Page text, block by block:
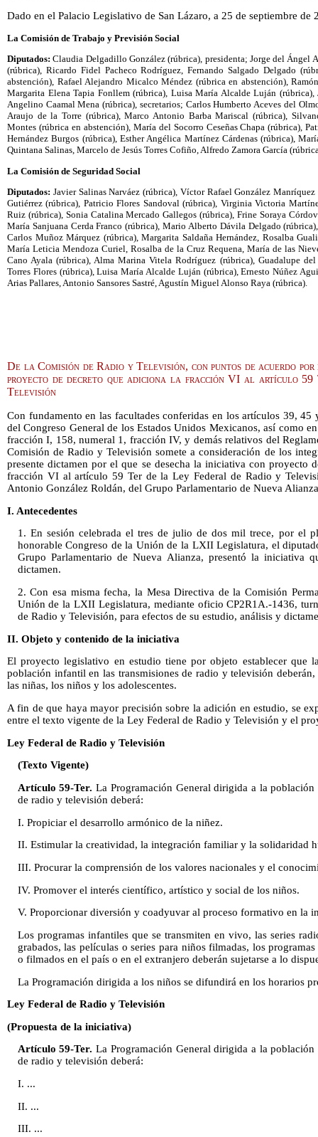
Dado en el Palacio Legislativo de San Lázaro, a 25 de septiembre de
La Comisión de Trabajo y Previsión Social
Diputados: Claudia Delgadillo González (rúbrica), presidenta; Jorge del Ángel
(rúbrica), Ricardo Fidel Pacheco Rodríguez, Fernando Salgado Delgado
abstención), Rafael Alejandro Micalco Méndez (rúbrica en abstención),
Margarita Elena Tapia Fonllem (rúbrica), Luisa María Alcalde Luján (rúbrica),
Angelino Caamal Mena (rúbrica), secretarios; Carlos Humberto Aceves del
Araujo de la Torre (rúbrica), Marco Antonio Barba Mariscal (rúbrica),
Montes (rúbrica en abstención), María del Socorro Ceseñas Chapa (rúbrica),
Hernández Burgos (rúbrica), Esther Angélica Martínez Cárdenas (rúbrica),
Quintana Salinas, Marcelo de Jesús Torres Cofiño, Alfredo Zamora García
La Comisión de Seguridad Social
Diputados: Javier Salinas Narváez (rúbrica), Víctor Rafael González
Gutiérrez (rúbrica), Patricio Flores Sandoval (rúbrica), Virginia Victoria
Ruiz (rúbrica), Sonia Catalina Mercado Gallegos (rúbrica), Frine Soraya
María Sanjuana Cerda Franco (rúbrica), Mario Alberto Dávila Delgado
Carlos Muñoz Márquez (rúbrica), Margarita Saldaña Hernández, Rosalba
María Leticia Mendoza Curiel, Rosalba de la Cruz Requena, María de las
Cano Ayala (rúbrica), Alma Marina Vitela Rodríguez (rúbrica), Guadalupe
Torres Flores (rúbrica), Luisa María Alcalde Luján (rúbrica), Ernesto Núñez
Arias Pallares, Antonio Sansores Sastré, Agustín Miguel Alonso Raya (rúbrica).
De la Comisión de Radio y Televisión, con puntos de acuerdo
proyecto de decreto que adiciona la fracción VI al artículo
Televisión
Con fundamento en las facultades conferidas en los artículos 39,
del Congreso General de los Estados Unidos Mexicanos, así como
fracción I, 158, numeral 1, fracción IV, y demás relativos del
Comisión de Radio y Televisión somete a consideración de los
presente dictamen por el que se desecha la iniciativa con proyecto
fracción VI al artículo 59 Ter de la Ley Federal de Radio y
Antonio González Roldán, del Grupo Parlamentario de Nueva
I. Antecedentes
1. En sesión celebrada el tres de julio de dos mil trece, por el
honorable Congreso de la Unión de la LXII Legislatura, el
Grupo Parlamentario de Nueva Alianza, presentó la iniciativa
dictamen.
2. Con esa misma fecha, la Mesa Directiva de la Comisión
Unión de la LXII Legislatura, mediante oficio CP2R1A.-1436,
de Radio y Televisión, para efectos de su estudio, análisis y
II. Objeto y contenido de la iniciativa
El proyecto legislativo en estudio tiene por objeto establecer que
población infantil en las transmisiones de radio y televisión
las niñas, los niños y los adolescentes.
A fin de que haya mayor precisión sobre la adición en estudio, se
entre el texto vigente de la Ley Federal de Radio y Televisión y el
Ley Federal de Radio y Televisión
(Texto Vigente)
Artículo 59-Ter. La Programación General dirigida a la
de radio y televisión deberá:
I. Propiciar el desarrollo armónico de la niñez.
II. Estimular la creatividad, la integración familiar y la solidaridad
III. Procurar la comprensión de los valores nacionales y el
IV. Promover el interés científico, artístico y social de los niños.
V. Proporcionar diversión y coadyuvar al proceso formativo en la
Los programas infantiles que se transmiten en vivo, las series
grabados, las películas o series para niños filmadas, los
o filmados en el país o en el extranjero deberán sujetarse a lo
La Programación dirigida a los niños se difundirá en los horarios
Ley Federal de Radio y Televisión
(Propuesta de la iniciativa)
Artículo 59-Ter. La Programación General dirigida a la
de radio y televisión deberá:
I. ...
II. ...
III. ...